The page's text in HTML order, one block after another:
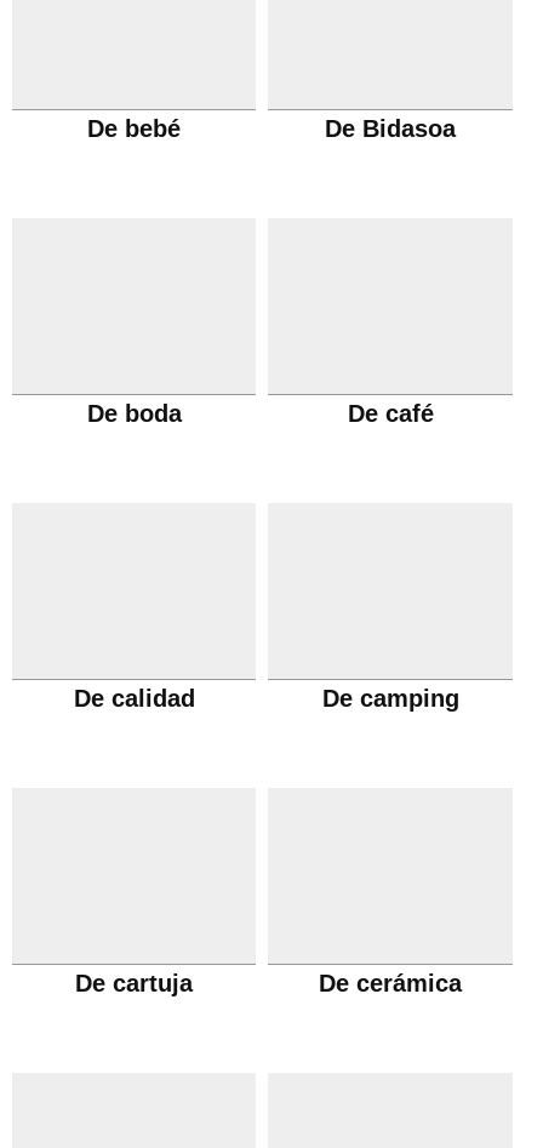
De bebé De Bidasoa
De boda De café
De calidad De camping
De cartuja De cerámica